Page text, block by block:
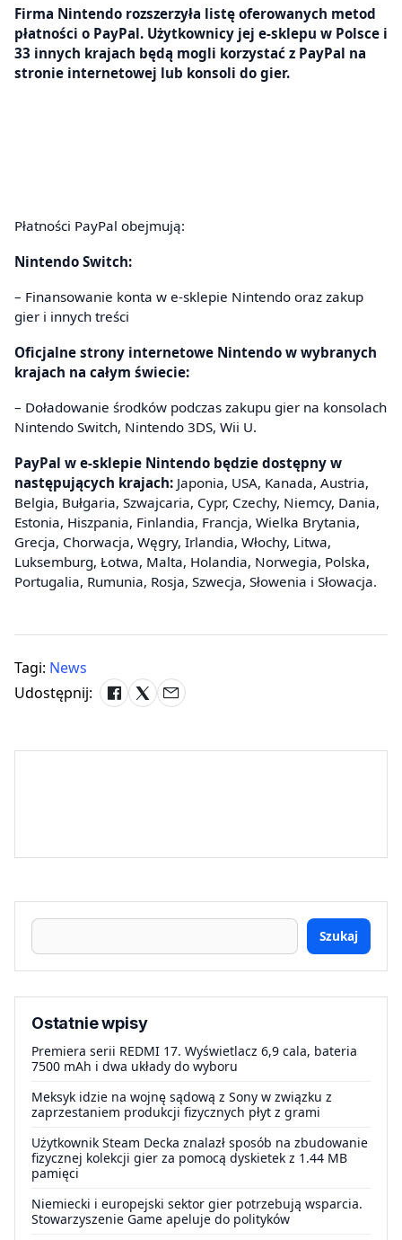
Firma Nintendo rozszerzyła listę oferowanych metod
płatności o PayPal. Użytkownicy jej e-sklepu w Polsce i
33 innych krajach będą mogli korzystać z PayPal na
stronie internetowej lub konsoli do gier.
Płatności PayPal obejmują:
Nintendo Switch:
– Finansowanie konta w e-sklepie Nintendo oraz zakup
gier i innych treści
Oficjalne strony internetowe Nintendo w wybranych
krajach na całym świecie:
– Doładowanie środków podczas zakupu gier na konsolach
Nintendo Switch, Nintendo 3DS, Wii U.
PayPal w e-sklepie Nintendo będzie dostępny w
następujących krajach: Japonia, USA, Kanada, Austria,
Belgia, Bułgaria, Szwajcaria, Cypr, Czechy, Niemcy, Dania,
Estonia, Hiszpania, Finlandia, Francja, Wielka Brytania,
Grecja, Chorwacja, Węgry, Irlandia, Włochy, Litwa,
Luksemburg, Łotwa, Malta, Holandia, Norwegia, Polska,
Portugalia, Rumunia, Rosja, Szwecja, Słowenia i Słowacja.
Tagi: News
Udostępnij:
Szukaj
Ostatnie wpisy
Premiera serii REDMI 17. Wyświetlacz 6,9 cala, bateria
7500 mAh i dwa układy do wyboru
Meksyk idzie na wojnę sądową z Sony w związku z
zaprzestaniem produkcji fizycznych płyt z grami
Użytkownik Steam Decka znalazł sposób na zbudowanie
fizycznej kolekcji gier za pomocą dyskietek z 1.44 MB
pamięci
Niemiecki i europejski sektor gier potrzebują wsparcia.
Stowarzyszenie Game apeluje do polityków